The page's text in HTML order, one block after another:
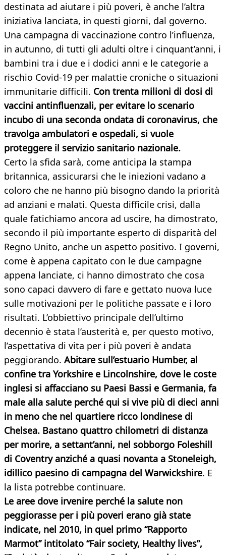
destinata ad aiutare i più poveri, è anche l’altra
iniziativa lanciata, in questi giorni, dal governo.
Una campagna di vaccinazione contro l’influenza,
in autunno, di tutti gli adulti oltre i cinquant’anni, i
bambini tra i due e i dodici anni e le categorie a
rischio Covid-19 per malattie croniche o situazioni
immunitarie difficili. Con trenta milioni di dosi di
vaccini antinfluenzali, per evitare lo scenario
incubo di una seconda ondata di coronavirus, che
travolga ambulatori e ospedali, si vuole
proteggere il servizio sanitario nazionale.
Certo la sfida sarà, come anticipa la stampa
britannica, assicurarsi che le iniezioni vadano a
coloro che ne hanno più bisogno dando la priorità
ad anziani e malati. Questa difficile crisi, dalla
quale fatichiamo ancora ad uscire, ha dimostrato,
secondo il più importante esperto di disparità del
Regno Unito, anche un aspetto positivo. I governi,
come è appena capitato con le due campagne
appena lanciate, ci hanno dimostrato che cosa
sono capaci davvero di fare e gettato nuova luce
sulle motivazioni per le politiche passate e i loro
risultati. L’obbiettivo principale dell’ultimo
decennio è stata l’austerità e, per questo motivo,
l’aspettativa di vita per i più poveri è andata
peggiorando. Abitare sull’estuario Humber, al
confine tra Yorkshire e Lincolnshire, dove le coste
inglesi si affacciano su Paesi Bassi e Germania, fa
male alla salute perché qui si vive più di dieci anni
in meno che nel quartiere ricco londinese di
Chelsea. Bastano quattro chilometri di distanza
per morire, a settant’anni, nel sobborgo Foleshill
di Coventry anziché a quasi novanta a Stoneleigh,
idillico paesino di campagna del Warwickshire. E
la lista potrebbe continuare.
Le aree dove irvenire perché la salute non
peggiorasse per i più poveri erano già state
indicate, nel 2010, in quel primo “Rapporto
Marmot” intitolato “Fair society, Healthy lives”,